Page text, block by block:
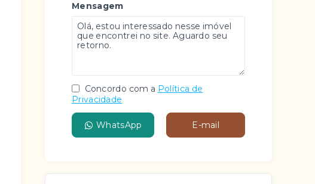
Mensagem
Concordo com a Política de
Privacidade
WhatsApp E-mail